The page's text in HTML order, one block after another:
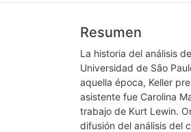
Resumen
La historia del análisis
Universidad de São
aquella época, Keller
asistente fue Carolina
trabajo de Kurt Lewin.
difusión del análisis del